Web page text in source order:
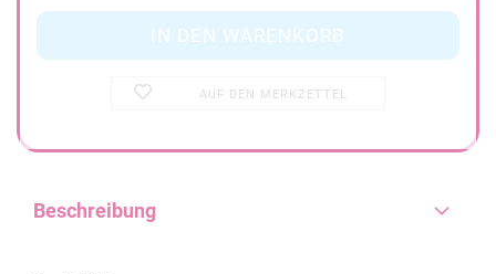
AUF DEN MERKZETTEL
Beschreibung